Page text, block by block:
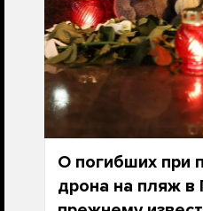
О погибших при
дрона на пляж в